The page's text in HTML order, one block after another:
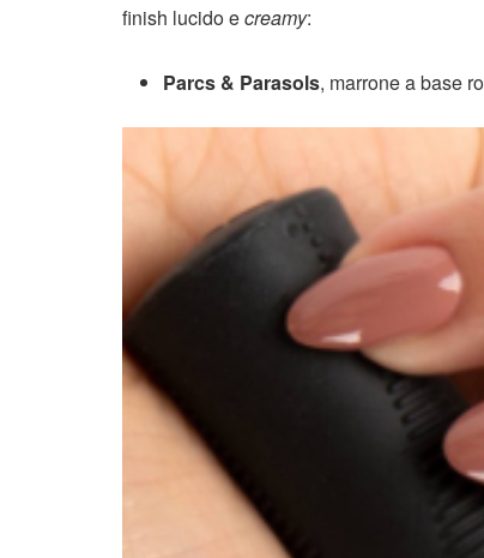
finish lucido ecreamy:
Parcs & Parasols, marrone a base